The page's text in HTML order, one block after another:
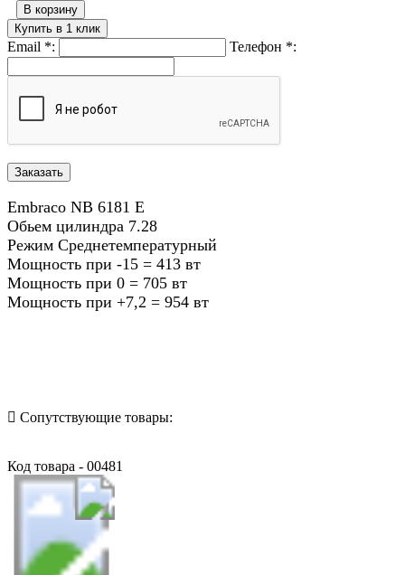
В корзину
Купить в 1 клик
Email *: Телефон *:
Embraco NB 6181 E
Обьем цилиндра 7.28
Режим Среднетемпературный
Мощность при -15 = 413 вт
Мощность при 0 = 705 вт
Мощность при +7,2 = 954 вт
Сопутствующие товары:
Код товара - 00481